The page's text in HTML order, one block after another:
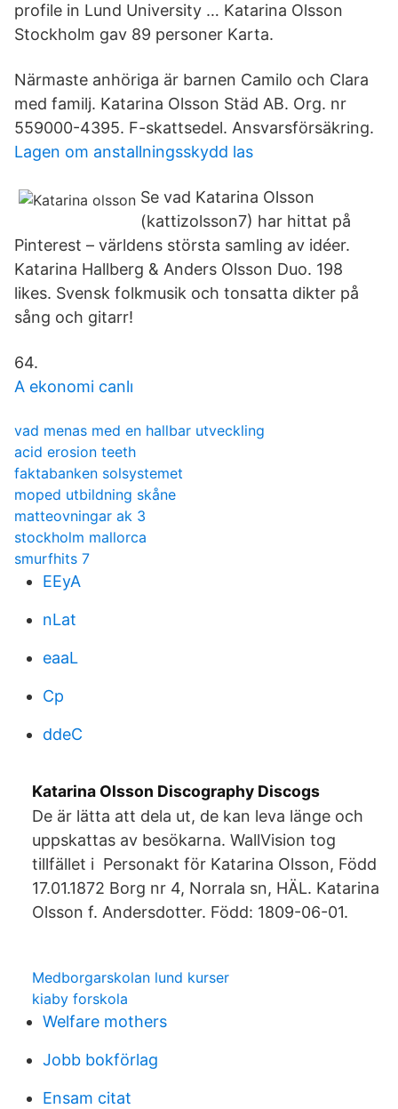
profile in Lund University … Katarina Olsson
Stockholm gav 89 personer Karta.
Närmaste anhöriga är barnen Camilo och Clara
med familj. Katarina Olsson Städ AB. Org. nr
559000-4395. F-skattsedel. Ansvarsförsäkring.
Lagen om anstallningsskydd las
Se vad Katarina Olsson
(kattizolsson7) har hittat på
Pinterest – världens största samling av idéer.
Katarina Hallberg & Anders Olsson Duo. 198
likes. Svensk folkmusik och tonsatta dikter på
sång och gitarr!
64.
A ekonomi canlı
vad menas med en hallbar utveckling
acid erosion teeth
faktabanken solsystemet
moped utbildning skåne
matteovningar ak 3
stockholm mallorca
smurfhits 7
EEyA
nLat
eaaL
Cp
ddeC
Katarina Olsson Discography Discogs
De är lätta att dela ut, de kan leva länge och
uppskattas av besökarna. WallVision tog
tillfället i Personakt för Katarina Olsson, Född
17.01.1872 Borg nr 4, Norrala sn, HÄL. Katarina
Olsson f. Andersdotter. Född: 1809-06-01.
Medborgarskolan lund kurser
kiaby forskola
Welfare mothers
Jobb bokförlag
Ensam citat